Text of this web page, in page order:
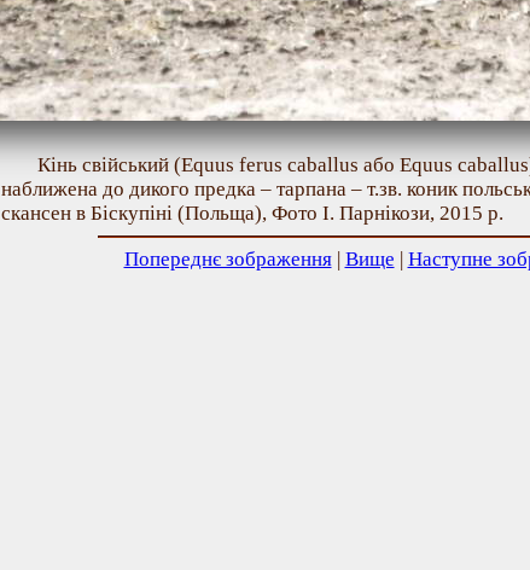
Кінь свійський (Equus ferus caballus або Equus
наближена до дикого предка – тарпана – т.зв. коник
скансен в Біскупіні (Польща), Фото І. Парнікози, 2015 р.
Попереднє зображення| Вище | Наступне